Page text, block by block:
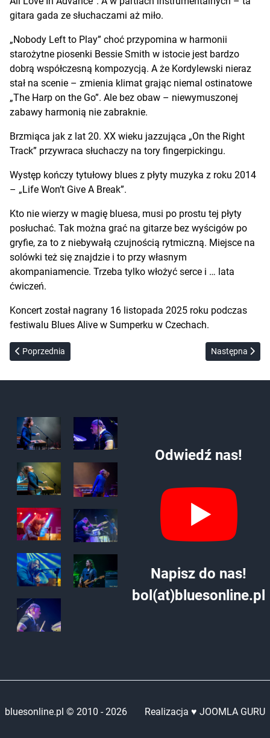
gitara gada ze słuchaczami aż miło.
„Nobody Left to Play” choć przypomina w harmonii
starożytne piosenki Bessie Smith w istocie jest bardzo
dobrą współczesną kompozycją. A że Kordylewski nieraz
stał na scenie – zmienia klimat grając niemal ostinatowe
„The Harp on the Go”. Ale bez obaw – niewymuszonej
zabawy harmonią nie zabraknie.
Brzmiąca jak z lat 20. XX wieku jazzująca „On the Right
Track” przywraca słuchaczy na tory fingerpickingu.
Występ kończy tytułowy blues z płyty muzyka z roku 2014
– „Life Won’t Give A Break”.
Kto nie wierzy w magię bluesa, musi po prostu tej płyty
posłuchać. Tak można grać na gitarze bez wyścigów po
gryfie, za to z niebywałą czujnością rytmiczną. Miejsce na
solówki też się znajdzie i to przy własnym
akompaniamencie. Trzeba tylko włożyć serce i … lata
ćwiczeń.
Koncert został nagrany 16 listopada 2025 roku podczas
festiwalu Blues Alive w Sumperku w Czechach.
Poprzednia strona: Blues Against The Machine – Vol. II
Poprzednia Następna
Następna
Odwiedź nas!
Napisz do nas!
bol(at)bluesonline.pl
bluesonline.pl © 2010 -2026 Realizacja ♥ JOOMLA GURU